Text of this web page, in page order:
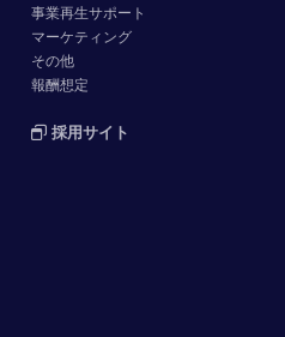
事業再生サポート
マーケティング
その他
報酬想定
採用サイト